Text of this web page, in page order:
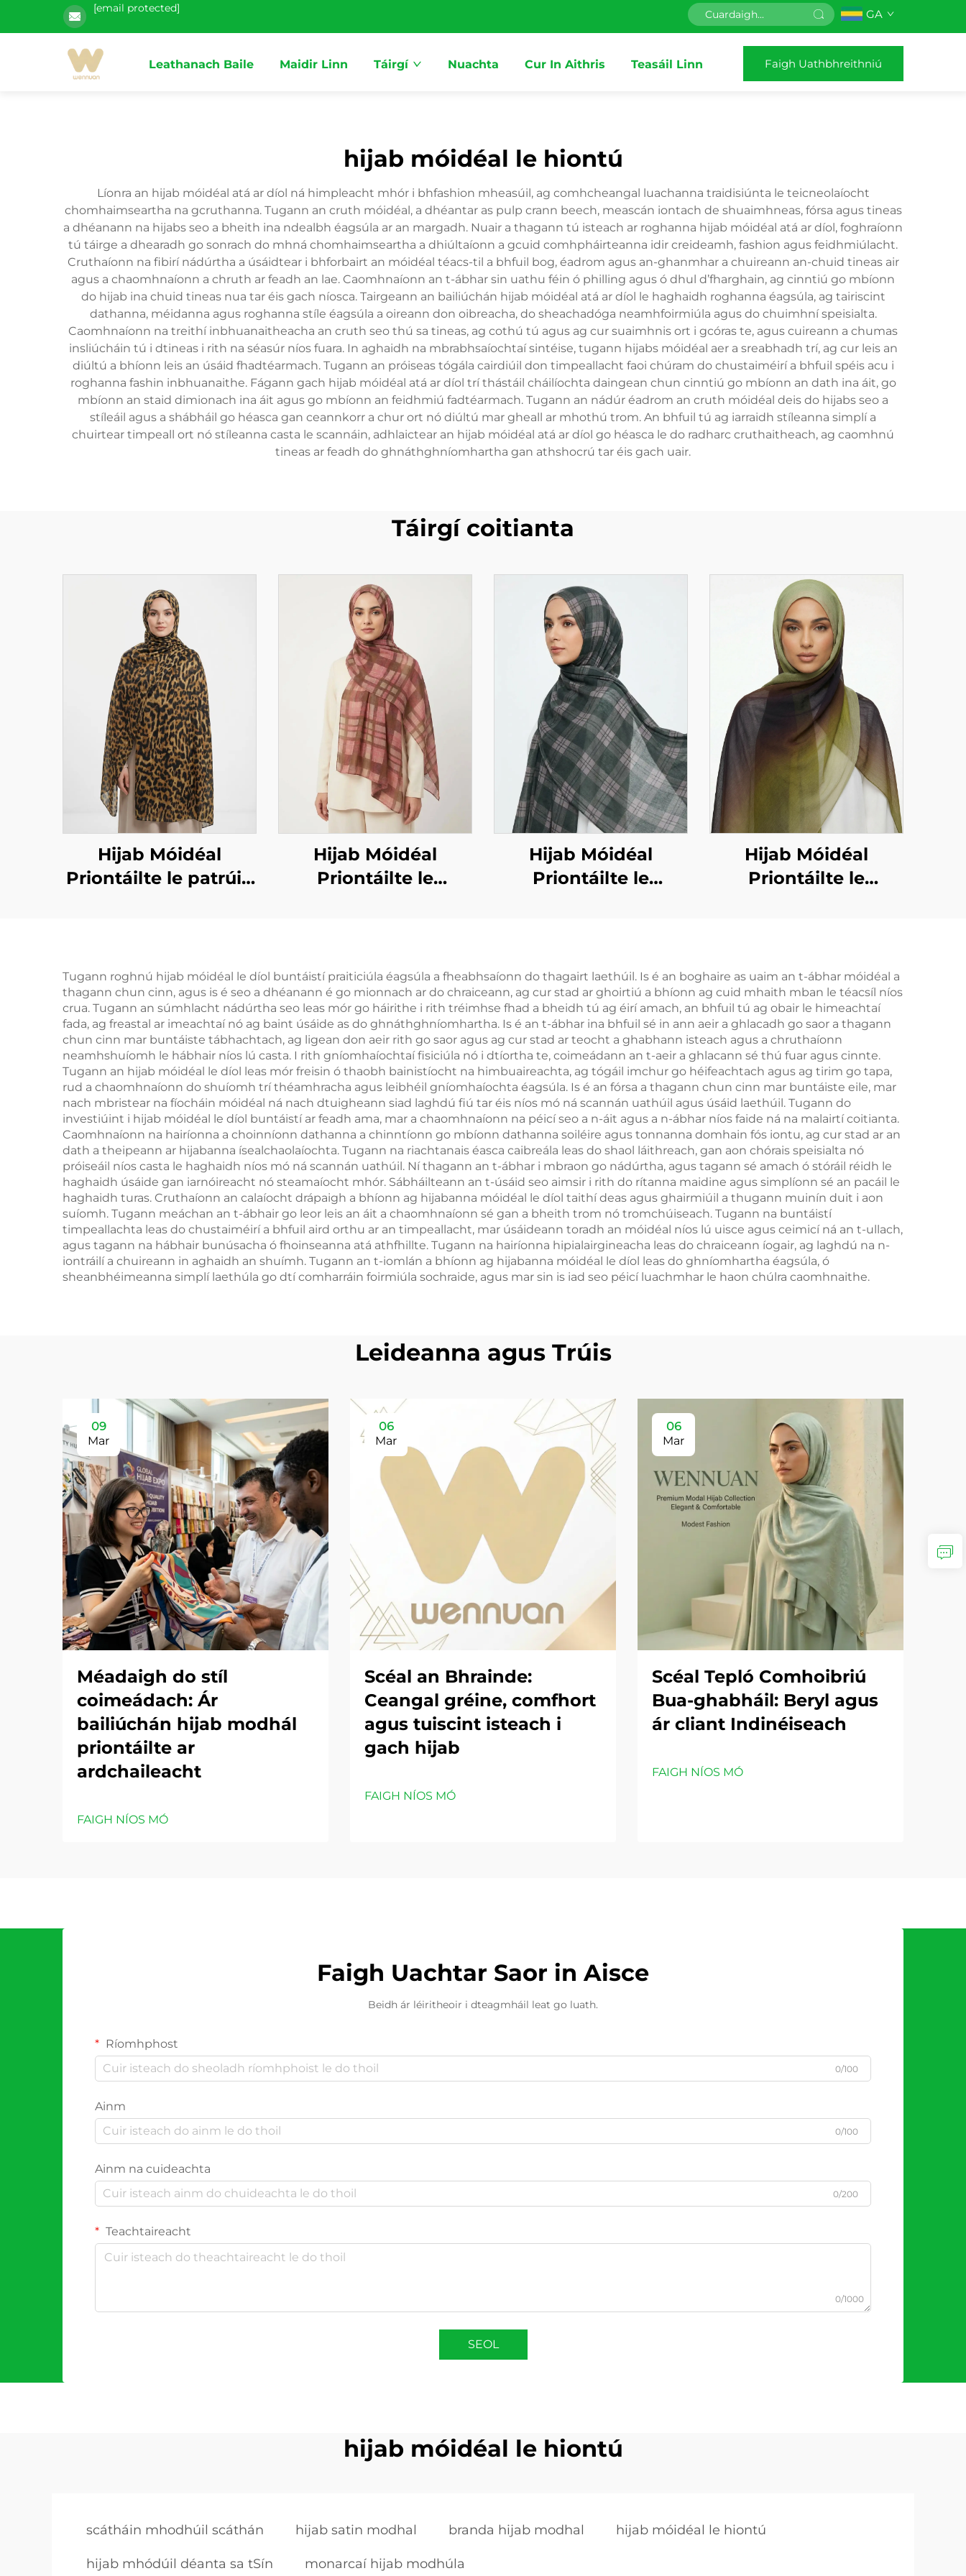
[email protected] GA
Leathanach Baile Maidir Linn Táirgí Nuachta Cur In Aithris Teasáil Linn Faigh Uathbhreithniú
hijab móidéal le hiontú
Líonra an hijab móidéal atá ar díol ná himpleacht mhór i bhfashion mheasúil, ag comhcheangal luachanna traidisiúnta le teicneolaíocht
chomhaimseartha na gcruthanna. Tugann an cruth móidéal, a dhéantar as pulp crann beech, meascán iontach de shuaimhneas, fórsa agus tineas
a dhéanann na hijabs seo a bheith ina ndealbh éagsúla ar an margadh. Nuair a thagann tú isteach ar roghanna hijab móidéal atá ar díol, foghraíonn
tú táirge a dhearadh go sonrach do mhná chomhaimseartha a dhiúltaíonn a gcuid comhpháirteanna idir creideamh, fashion agus feidhmiúlacht.
Cruthaíonn na fibirí nádúrtha a úsáidtear i bhforbairt an móidéal téacs-til a bhfuil bog, éadrom agus an-ghanmhar a chuireann an-chuid tineas air
agus a chaomhnaíonn a chruth ar feadh an lae. Caomhnaíonn an t-ábhar sin uathu féin ó philling agus ó dhul d’fharghain, ag cinntiú go mbíonn
do hijab ina chuid tineas nua tar éis gach níosca. Tairgeann an bailiúchán hijab móidéal atá ar díol le haghaidh roghanna éagsúla, ag tairiscint
dathanna, méidanna agus roghanna stíle éagsúla a oireann don oibreacha, do sheachadóga neamhfoirmiúla agus do chuimhní speisialta.
Caomhnaíonn na treithí inbhuanaitheacha an cruth seo thú sa tineas, ag cothú tú agus ag cur suaimhnis ort i gcóras te, agus cuireann a chumas
insliúcháin tú i dtineas i rith na séasúr níos fuara. In aghaidh na mbrabhsaíochtaí sintéise, tugann hijabs móidéal aer a sreabhadh trí, ag cur leis an
diúltú a bhíonn leis an úsáid fhadtéarmach. Tugann an próiseas tógála cairdiúil don timpeallacht faoi chúram do chustaiméirí a bhfuil spéis acu i
roghanna fashin inbhuanaithe. Fágann gach hijab móidéal atá ar díol trí thástáil cháilíochta daingean chun cinntiú go mbíonn an dath ina áit, go
mbíonn an staid dimionach ina áit agus go mbíonn an feidhmiú fadtéarmach. Tugann an nádúr éadrom an cruth móidéal deis do hijabs seo a
stíleáil agus a shábháil go héasca gan ceannkorr a chur ort nó diúltú mar gheall ar mhothú trom. An bhfuil tú ag iarraidh stíleanna simplí a
chuirtear timpeall ort nó stíleanna casta le scannáin, adhlaictear an hijab móidéal atá ar díol go héasca le do radharc cruthaitheach, ag caomhnú
tineas ar feadh do ghnáthghníomhartha gan athshocrú tar éis gach uair.
Táirgí coitianta
Hijab Móidéal
Priontáilte le patrúin
Hijab Móidéal
Priontáilte le
Hijab Móidéal
Priontáilte le
Hijab Móidéal
Priontáilte le
Tugann roghnú hijab móidéal le díol buntáistí praiticiúla éagsúla a fheabhsaíonn do thagairt laethúil. Is é an boghaire as uaim an t-ábhar móidéal a
thagann chun cinn, agus is é seo a dhéanann é go mionnach ar do chraiceann, ag cur stad ar ghoirtiú a bhíonn ag cuid mhaith mban le téacsíl níos
crua. Tugann an súmhlacht nádúrtha seo leas mór go háirithe i rith tréimhse fhad a bheidh tú ag éirí amach, an bhfuil tú ag obair le himeachtaí
fada, ag freastal ar imeachtaí nó ag baint úsáide as do ghnáthghníomhartha. Is é an t-ábhar ina bhfuil sé in ann aeir a ghlacadh go saor a thagann
chun cinn mar buntáiste tábhachtach, ag ligean don aeir rith go saor agus ag cur stad ar teocht a ghabhann isteach agus a chruthaíonn
neamhshuíomh le hábhair níos lú casta. I rith gníomhaíochtaí fisiciúla nó i dtíortha te, coimeádann an t-aeir a ghlacann sé thú fuar agus cinnte.
Tugann an hijab móidéal le díol leas mór freisin ó thaobh bainistíocht na himbuaireachta, ag tógáil imchur go héifeachtach agus ag tirim go tapa,
rud a chaomhnaíonn do shuíomh trí théamhracha agus leibhéil gníomhaíochta éagsúla. Is é an fórsa a thagann chun cinn mar buntáiste eile, mar
nach mbristear na fíocháin móidéal ná nach dtuigheann siad laghdú fiú tar éis níos mó ná scannán uathúil agus úsáid laethúil. Tugann do
investiúint i hijab móidéal le díol buntáistí ar feadh ama, mar a chaomhnaíonn na péicí seo a n-áit agus a n-ábhar níos faide ná na malairtí coitianta.
Caomhnaíonn na hairíonna a choinníonn dathanna a chinntíonn go mbíonn dathanna soiléire agus tonnanna domhain fós iontu, ag cur stad ar an
dath a theipeann ar hijabanna ísealchaolaíochta. Tugann na riachtanais éasca caibreála leas do shaol láithreach, gan aon chórais speisialta nó
próiseáil níos casta le haghaidh níos mó ná scannán uathúil. Ní thagann an t-ábhar i mbraon go nádúrtha, agus tagann sé amach ó stóráil réidh le
haghaidh úsáide gan iarnóireacht nó steamaíocht mhór. Sábháilteann an t-úsáid seo aimsir i rith do rítanna maidine agus simplíonn sé an pacáil le
haghaidh turas. Cruthaíonn an calaíocht drápaigh a bhíonn ag hijabanna móidéal le díol taithí deas agus ghairmiúil a thugann muinín duit i aon
suíomh. Tugann meáchan an t-ábhair go leor leis an áit a chaomhnaíonn sé gan a bheith trom nó tromchúiseach. Tugann na buntáistí
timpeallachta leas do chustaiméirí a bhfuil aird orthu ar an timpeallacht, mar úsáideann toradh an móidéal níos lú uisce agus ceimicí ná an t-ullach,
agus tagann na hábhair bunúsacha ó fhoinseanna atá athfhillte. Tugann na hairíonna hipialairgineacha leas do chraiceann íogair, ag laghdú na n-
iontráilí a chuireann in aghaidh an shuímh. Tugann an t-iomlán a bhíonn ag hijabanna móidéal le díol leas do ghníomhartha éagsúla, ó
sheanbhéimeanna simplí laethúla go dtí comharráin foirmiúla sochraide, agus mar sin is iad seo péicí luachmhar le haon chúlra caomhnaithe.
Leideanna agus Trúis
09
Mar
Méadaigh do stíl
coimeádach: Ár
bailiúchán hijab modhál
priontáilte ar
ardchaileacht
FAIGH NÍOS MÓ
06
Mar
Scéal an Bhrainde:
Ceangal gréine, comfhort
agus tuiscint isteach i
gach hijab
FAIGH NÍOS MÓ
06
Mar
Scéal Tepló Comhoibriú
Bua-ghabháil: Beryl agus
ár cliant Indinéiseach
FAIGH NÍOS MÓ
Faigh Uachtar Saor in Aisce
Beidh ár léiritheoir i dteagmháil leat go luath.
Ríomhphost
0/100
Ainm
0/100
Ainm na cuideachta
0/200
Teachtaireacht
0/1000
SEOL
hijab móidéal le hiontú
scátháin mhodhúil scáthán hijab satin modhal branda hijab modhal hijab móidéal le hiontú
hijab mhódúil déanta sa tSín monarcaí hijab modhúla